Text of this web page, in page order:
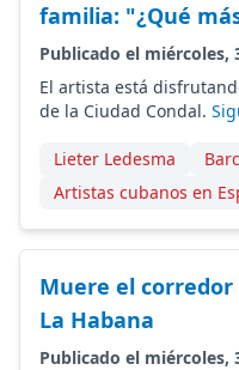
familia: "¿Qué
Publicado el miércoles,
El artista está
de la Ciudad Condal.
Lieter Ledesma
Artistas cubanos en
Muere el corredor
La Habana
Publicado el miércoles,